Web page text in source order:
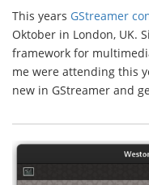
This years GStreamer
Oktober in London, UK.
framework for
me were attending this
new in GStreamer and